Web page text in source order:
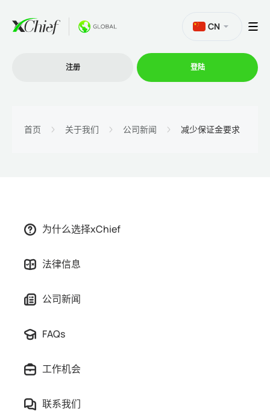
公司
联盟计划
CN
注册 登陆
首页 关于我们 公司新闻 减少保证金要求
为什么选择xChief
法律信息
公司新闻
FAQs
工作机会
联系我们